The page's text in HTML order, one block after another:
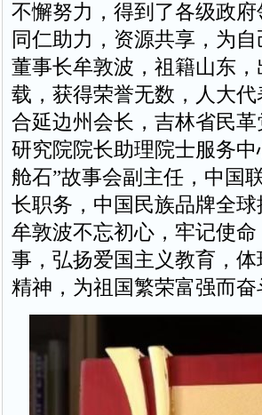
不懈努力，得到了各级政
同仁助力，资源共享，为
董事长牟敦波，祖籍山东
载，获得荣誉无数，人大
合延边州会长，吉林省民
研究院院长助理院士服务
舱石”故事会副主任，中国
长职务，中国民族品牌全
牟敦波不忘初心，牢记使
事，弘扬爱国主义教育，
精神，为祖国繁荣富强而奋